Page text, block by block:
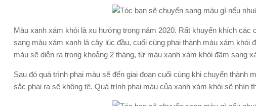
Màu xanh xám khói là xu hướng trong năm 2020. Rất khuyến khích
sang màu xám xanh lá cây lúc đầu, cuối cùng phai thành màu xám
màu sẽ diễn ra trong khoảng 2 tháng, từ màu xanh xám khói đậm sang
Sau đó quá trình phai màu sẽ đến giai đoạn cuối cùng khi chuyển
sắc phai ra sẽ không tệ. Quá trình phai màu của xanh xám khói sẽ nhìn